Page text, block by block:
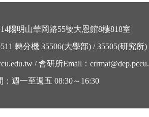
陽明山華岡路55號大恩館8樓818室
轉分機 35506(大學部) /35505(研究所)
/會研所Email ：
：週一至週五 08:30～16:30